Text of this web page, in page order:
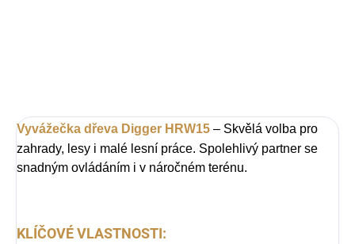
Vyvážečka dřeva Digger HRW15 – Skvělá volba pro
zahrady, lesy i malé lesní práce. Spolehlivý partner se
snadným ovládáním i v náročném terénu.
KLÍČOVÉ VLASTNOSTI: